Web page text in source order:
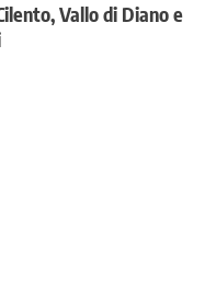
Vallo di Diano e